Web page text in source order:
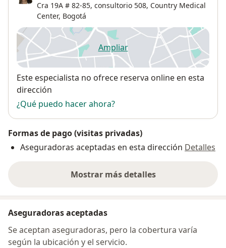
Cra 19A # 82-85, consultorio 508, Country Medical
Center, Bogotá
Ampliarse abre en una nueva
Disponibilidad
Este especialista no ofrece reserva online en esta
dirección
¿Qué puedo hacer ahora?
Formas de pago (visitas privadas)
Aseguradoras aceptadas en esta dirección Detalles
Mostrar más detalles
sobre la dirección
Aseguradoras aceptadas
Se aceptan aseguradoras, pero la cobertura varía
según la ubicación y el servicio.